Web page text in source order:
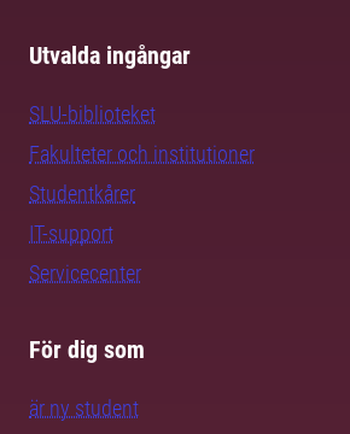
Utvalda ingångar
SLU-biblioteket
Fakulteter och institutioner
Studentkårer
IT-support
Servicecenter
För dig som
är ny student